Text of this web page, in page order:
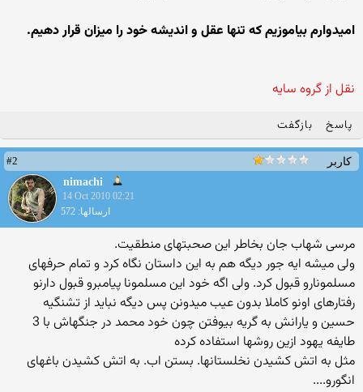
امیدوارم بیاموزیم که تنها عقل و اندیشه خود را میزان قرار دهیم.
نقل از گروه سایه
پاسخ بازگفت
کاربر
#2
nimachi
14 Oct 2010 02:21
ارسالها: 572
مرسی شهاب جان بخاطر این صحبتهای منطقیت.
ولی میشه ایه جور دیگه هم به این داستان نگاه كرد و تمام حرفهای
مسلمونارو قبول كرد. ولی اگه خود این مسلمونا پیامبرو قبول دارنو
رفتارهای اونو كاملا بدون عیب میدونن پس دیگه نباید از تشنگیه
حسین و یارانش به گریه بیوفتن چون خود محمد در جنگهاش با 3
طایفه یهود ازین روشها استفاده كرده
مثل به اتش كشیدن نخلستانها. بستن اب. به اتش كشیدن باغهای
انگورو....